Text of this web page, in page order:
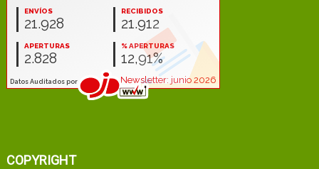
COPYRIGHT